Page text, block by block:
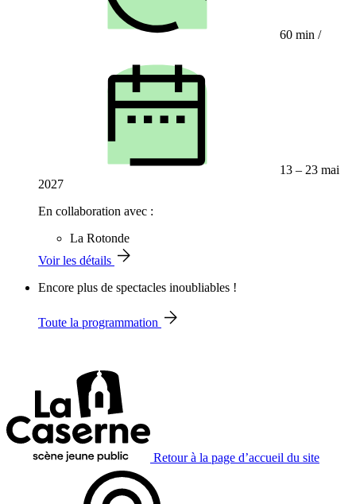
60 min /
13 – 23 mai
2027
En collaboration avec :
La Rotonde
Voir les détails
Encore plus de spectacles inoubliables !
Toute la programmation
Retour à la page d’accueil du site